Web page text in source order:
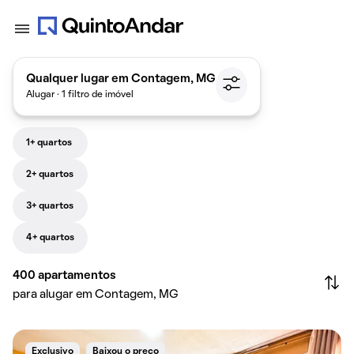
Qualquer lugar em Contagem, MG
Alugar · 1 filtro de imóvel
1+ quartos
2+ quartos
3+ quartos
4+ quartos
400 apartamentos
para alugar em Contagem, MG
Exclusivo Baixou o preço